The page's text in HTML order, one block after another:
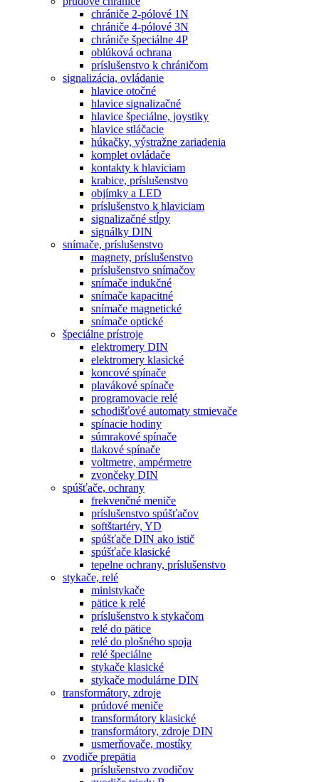
chrániče 2-pólové 1N
chrániče 4-pólové 3N
chrániče špeciálne 4P
oblúková ochrana
príslušenstvo k chráničom
signalizácia, ovládanie
hlavice otočné
hlavice signalizačné
hlavice špeciálne, joystiky
hlavice stláčacie
húkačky, výstražne zariadenia
komplet ovládače
kontakty k hlaviciam
krabice, príslušenstvo
objímky a LED
príslušenstvo k hlaviciam
signalizačné stĺpy
signálky DIN
snímače, príslušenstvo
magnety, príslušenstvo
príslušenstvo snímačov
snímače indukčné
snímače kapacitné
snímače magnetické
snímače optické
špeciálne prístroje
elektromery DIN
elektromery klasické
koncové spínače
plavákové spínače
programovacie relé
schodišťové automaty stmievače
spínacie hodiny
súmrakové spínače
tlakové spínače
voltmetre, ampérmetre
zvončeky DIN
spúšťače, ochrany
frekvenčné meniče
príslušenstvo spúšťačov
softštartéry, YD
spúšťače DIN ako istič
spúšťače klasické
tepelne ochrany, príslušenstvo
stykače, relé
ministykače
pätice k relé
príslušenstvo k stykačom
relé do pätice
relé do plošného spoja
relé špeciálne
stykače klasické
stykače modulárne DIN
transformátory, zdroje
prúdové meniče
transformátory klasické
transformátory, zdroje DIN
usmerňovače, mostíky
zvodiče prepätia
príslušenstvo zvodičov